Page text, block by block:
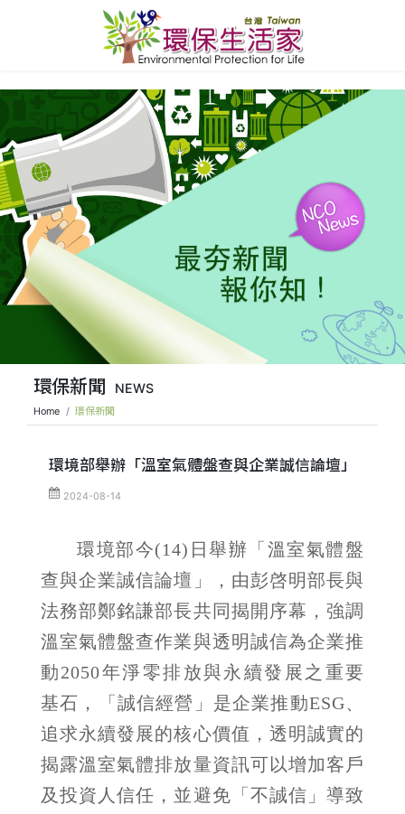
環保新聞 NEWS
Home 環保新聞
環境部舉辦「溫室氣體盤查與企業誠信論壇」
2024-08-14
環境部今(14)日舉辦「溫室氣體盤
查與企業誠信論壇」，由彭啓明部長與
法務部鄭銘謙部長共同揭開序幕，強調
溫室氣體盤查作業與透明誠信為企業推
動2050年淨零排放與永續發展之重要
基石，「誠信經營」是企業推動ESG、
追求永續發展的核心價值，透明誠實的
揭露溫室氣體排放量資訊可以增加客戶
及投資人信任，並避免「不誠信」導致